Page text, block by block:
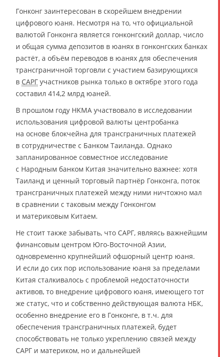
Гонконг заинтересован в скорейшем внедрении
цифрового юаня. Несмотря на то, что официальной
валютой Гонконга является гонконгский доллар, число
и общая сумма депозитов в юанях в гонконгских банках
растёт, а объём переводов в юанях для обеспечения
трансграничной торговли с участием базирующихся
в САРГ участников рынка только в октябре этого года
составил 414,2 млрд юаней.
В прошлом году HKMA участвовало в исследовании
использования цифровой валюты центробанка
на основе блокчейна для трансграничных платежей
в сотрудничестве с Банком Таиланда. Однако
запланированное совместное исследование
с Народным банком Китая значительно важнее: хотя
Таиланд и ценный торговый партнёр Гонконга, поток
трансграничных платежей между ними ничтожно мал
в сравнении с таковым между Гонконгом
и материковым Китаем.
Не стоит также забывать, что САРГ, являясь важнейшим
финансовым центром Юго-Восточной Азии,
одновременно крупнейший офшорный центр юаня.
И если до сих пор использование юаня за пределами
Китая сталкивалось с проблемой недостаточности
активов, то внедрение цифрового юаня, имеющего тот
же статус, что и собственно действующая валюта НБК,
особенно внедрение его в Гонконге, в т.ч. для
обеспечения трансграничных платежей, будет
способствовать не только укреплению связей между
САРГ и материком, но и дальнейшей